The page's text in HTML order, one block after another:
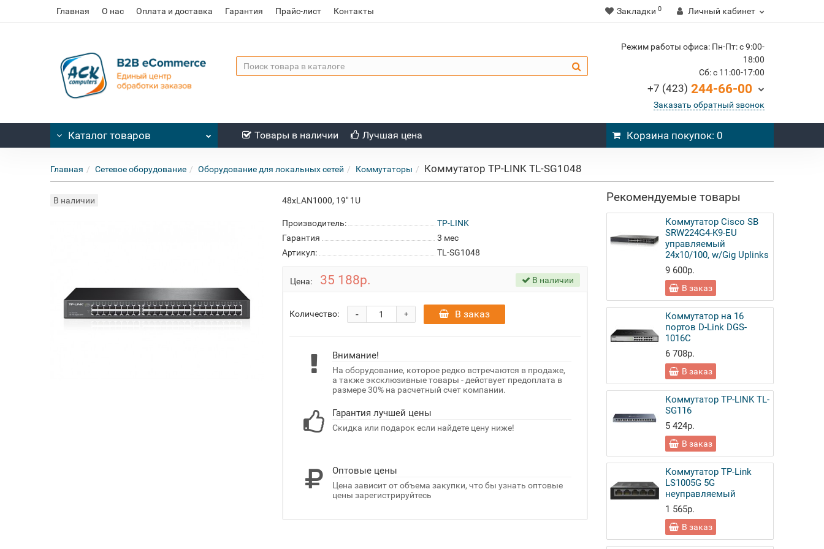
Главная О нас Оплата и доставка Гарантия Прайс-лист Контакты Закладки 0 Личный кабинет
Режим работы офиса: Пн-Пт: c 9:00-
18:00
Cб: c 11:00-17:00
+7 (423) 244-66-00
Заказать обратный звонок
Каталог товаров Товары в наличии Лучшая цена Корзина покупок: 0
Главная Сетевое оборудование Оборудование для локальных сетей Коммутаторы Коммутатор TP-LINK TL-SG1048
В наличии 48xLAN1000, 19" 1U
Производитель:
TP-LINK
Гарантия
3 мес
Артикул:
TL-SG1048
Цена: 35 188р. В наличии
Количество: +
- В заказ
Внимание!
На оборудование, которое редко встречаются в продаже,
а также эксклюзивные товары - действует предоплата в
размере 30% на расчетный счет компании.
Гарантия лучшей цены
Скидка или подарок если найдете цену ниже!
Оптовые цены
Цена зависит от объема закупки, что бы узнать оптовые
цены зарегистрируйтесь
Рекомендуемые товары
Коммутатор Cisco SB
SRW224G4-K9-EU
управляемый
24x10/100, w/Gig Uplinks
9 600р.
В заказ
Коммутатор на 16
портов D-Link DGS-
1016C
6 708р.
В заказ
Коммутатор TP-LINK TL-
SG116
5 424р.
В заказ
Коммутатор TP-Link
LS1005G 5G
неуправляемый
1 565р.
В заказ